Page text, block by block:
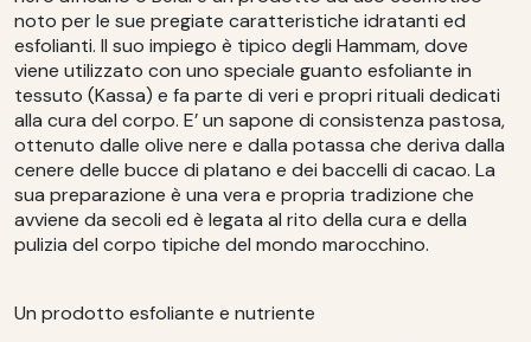
noto per le sue pregiate caratteristiche idratanti ed
esfolianti. Il suo impiego è tipico degli Hammam, dove
viene utilizzato con uno speciale guanto esfoliante in
tessuto (Kassa) e fa parte di veri e propri rituali dedicati
alla cura del corpo. E’ un sapone di consistenza pastosa,
ottenuto dalle olive nere e dalla potassa che deriva dalla
cenere delle bucce di platano e dei baccelli di cacao. La
sua preparazione è una vera e propria tradizione che
avviene da secoli ed è legata al rito della cura e della
pulizia del corpo tipiche del mondo marocchino.
Un prodotto esfoliante e nutriente